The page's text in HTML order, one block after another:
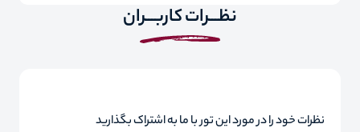
نظـــرات کاربـــران
نظرات خود را در مورد این تور با ما به اشتراک بگذارید